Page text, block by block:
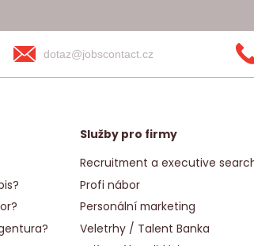
dotaz@jobscontact.cz
Služby pro firmy
Recruitment a executive
Profi nábor
Personální marketing
Veletrhy / Talent Banka